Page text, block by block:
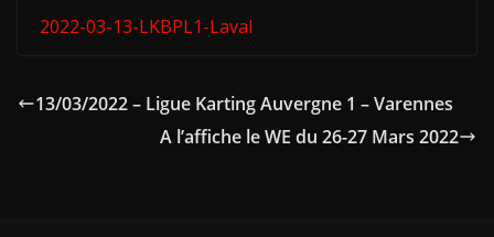
2022-03-13-LKBPL1-Laval
13/03/2022 – Ligue Karting Auvergne 1 – Varennes
A l’affiche le WE du 26-27 Mars 2022